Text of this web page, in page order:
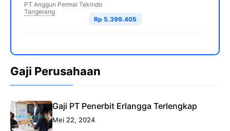
PT Anggun Permai Tekindo
Tangerang
Rp 5.399.405
Gaji Perusahaan
Gaji PT Penerbit Erlangga Terlengkap
Mei 22, 2024